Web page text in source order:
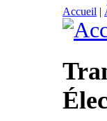
Accueil |